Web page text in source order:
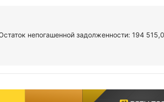
непогашенной задолженности: 194